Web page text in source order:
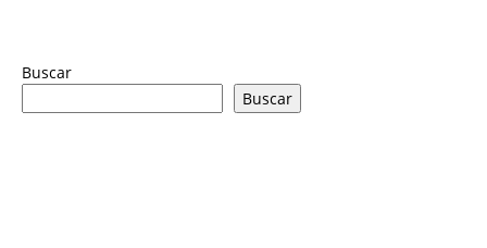
Buscar
Buscar